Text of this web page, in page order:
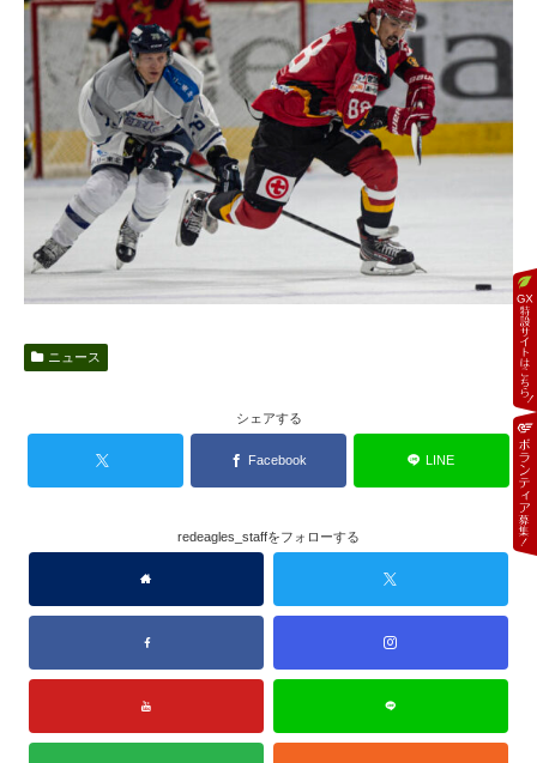
ニュース
シェアする
Facebook LINE
redeagles_staffをフォローする